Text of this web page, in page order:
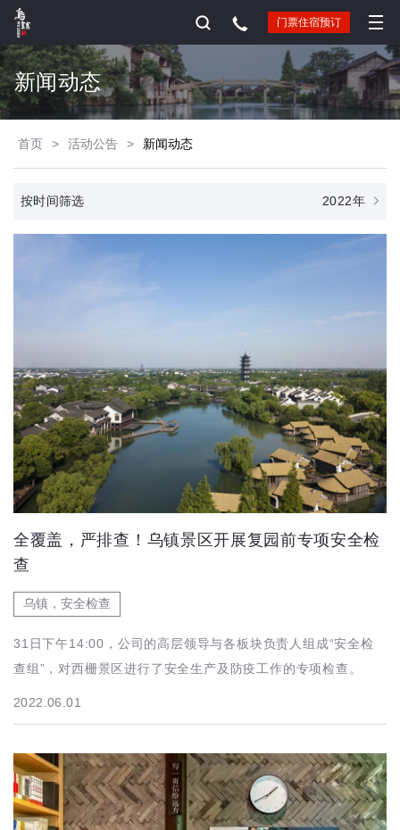
门票住宿预订
新闻动态
首页 > 活动公告 > 新闻动态
按时间筛选 2022年
全覆盖，严排查！乌镇景区开展复园前专项安全检
查
乌镇，安全检查
31日下午14:00，公司的高层领导与各板块负责人组成“安全检
查组”，对西栅景区进行了安全生产及防疫工作的专项检查。
2022.06.01